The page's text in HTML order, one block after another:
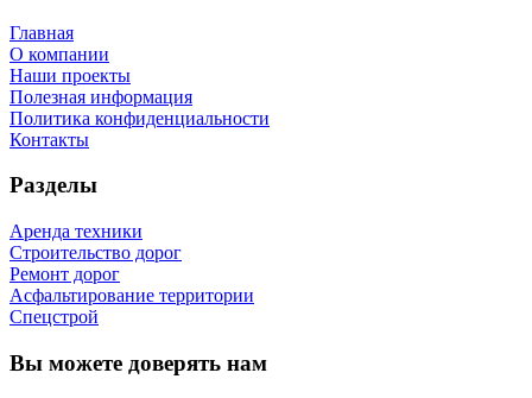
Главная
О компании
Наши проекты
Полезная информация
Политика конфиденциальности
Контакты
Разделы
Аренда техники
Строительство дорог
Ремонт дорог
Асфальтирование территории
Спецстрой
Вы можете доверять нам